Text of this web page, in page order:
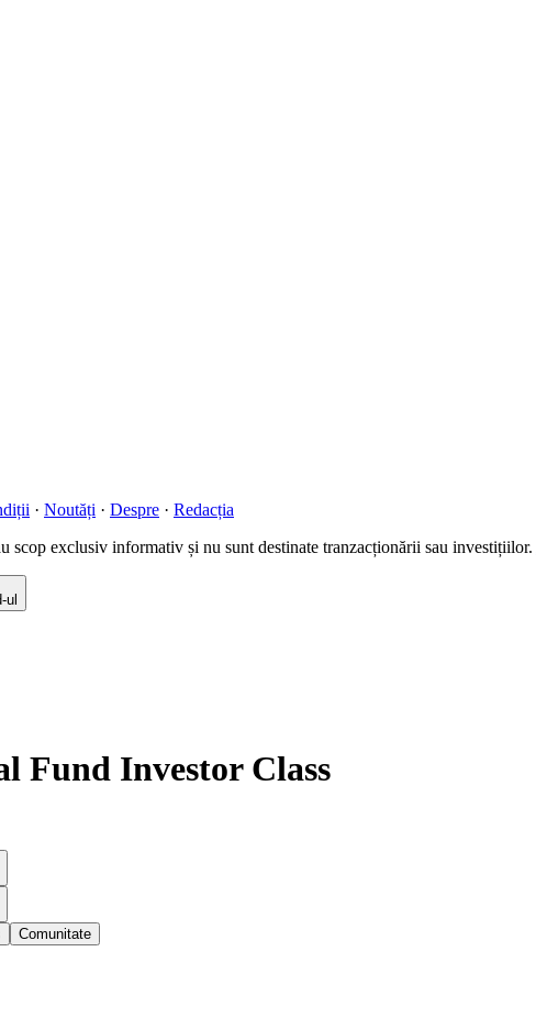
· Noutăți · Despre · Redacția
scop exclusiv informativ și nu sunt destinate tranzacționării sau investițiilor.
ul
Fund Investor Class
Comunitate